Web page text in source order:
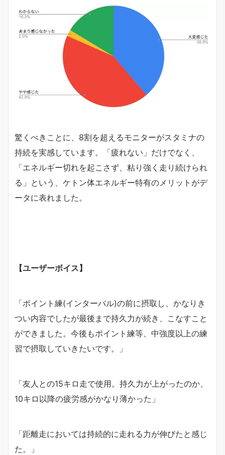
驚くべきことに、8割を超えるモニターがスタミナの
持続を実感しています。「疲れない」だけでなく、
「エネルギー切れを起こさず、粘り強く走り続けられ
る」という、ケトン体エネルギー特有のメリットがデ
ータに表れました。
【ユーザーボイス】
「ポイント練(インターバル)の前に摂取し、かなりき
つい内容でしたが最後まで持久力が続き、こなすこと
ができました。今後もポイント練等、中強度以上の練
習で摂取していきたいです。」
「友人との15キロ走で使用。持久力が上がったのか、
10キロ以降の疲労感がかなり薄かった」
「距離走においては持続的に走れる力が伸びたと感じ
た。」